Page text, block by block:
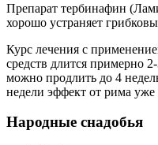
Препарат тербинафин
хорошо устраняет
Курс лечения с
средств длится примерно
можно продлить до 4
недели эффект от рима уже
Народные снадобья